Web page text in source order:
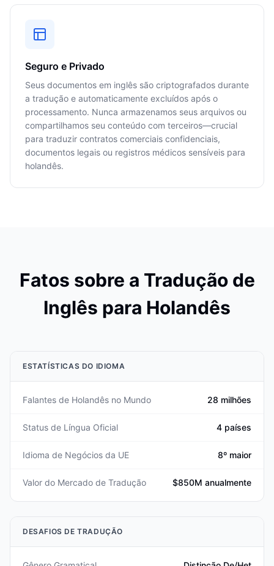
Seguro e Privado
Seus documentos em inglês são criptografados durante
a tradução e automaticamente excluídos após o
processamento. Nunca armazenamos seus arquivos ou
compartilhamos seu conteúdo com terceiros—crucial
para traduzir contratos comerciais confidenciais,
documentos legais ou registros médicos sensíveis para
holandês.
Fatos sobre a Tradução de
Inglês para Holandês
ESTATÍSTICAS DO IDIOMA
Falantes de Holandês no Mundo 28 milhões
Status de Língua Oficial 4 países
Idioma de Negócios da UE 8º maior
Valor do Mercado de Tradução $850M anualmente
DESAFIOS DE TRADUÇÃO